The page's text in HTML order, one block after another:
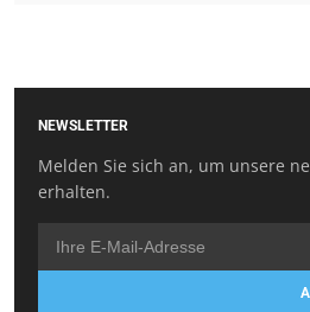
NEWSLETTER
Melden Sie sich an, um unsere
erhalten.